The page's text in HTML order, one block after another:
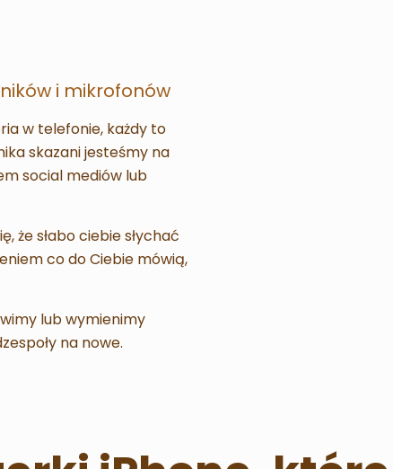
i mikrofonów
w telefonie, każdy to
skazani jesteśmy na
social mediów lub
że słabo ciebie słychać
co do Ciebie mówią,
lub wymienimy
na nowe.